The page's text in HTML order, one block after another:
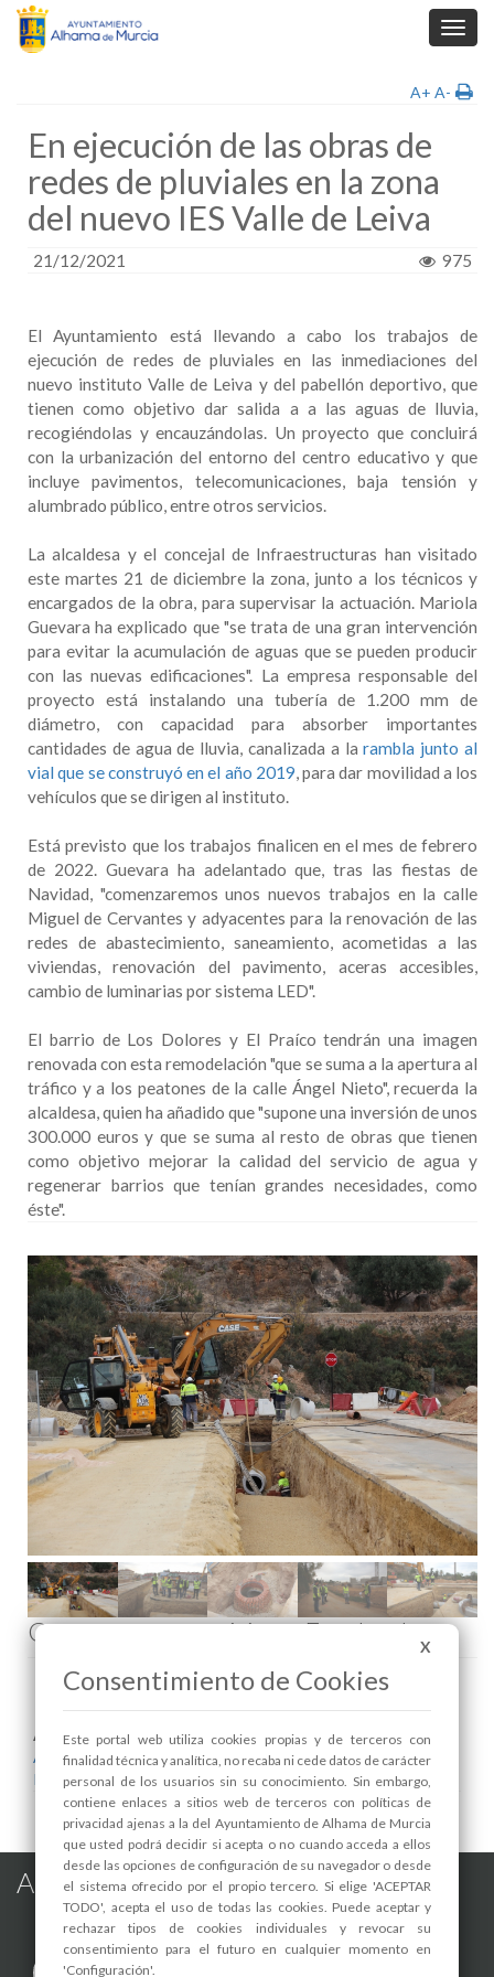
A+ A-
En ejecución de las obras de
redes de pluviales en la zona
del nuevo IES Valle de Leiva
21/12/2021 975
El Ayuntamiento está llevando a cabo los trabajos de
ejecución de redes de pluviales en las inmediaciones del
nuevo instituto Valle de Leiva y del pabellón deportivo, que
tienen como objetivo dar salida a a las aguas de lluvia,
recogiéndolas y encauzándolas. Un proyecto que concluirá
con la urbanización del entorno del centro educativo y que
incluye pavimentos, telecomunicaciones, baja tensión y
alumbrado público, entre otros servicios.
La alcaldesa y el concejal de Infraestructuras han visitado
este martes 21 de diciembre la zona, junto a los técnicos y
encargados de la obra, para supervisar la actuación. Mariola
Guevara ha explicado que "se trata de una gran intervención
para evitar la acumulación de aguas que se pueden producir
con las nuevas edificaciones". La empresa responsable del
proyecto está instalando una tubería de 1.200 mm de
diámetro, con capacidad para absorber importantes
cantidades de agua de lluvia, canalizada a larambla junto al
vial que se construyó en el año 2019, para dar movilidad a los
vehículos que se dirigen al instituto.
Está previsto que los trabajos finalicen en el mes de febrero
de 2022. Guevara ha adelantado que, tras las fiestas de
Navidad, "comenzaremos unos nuevos trabajos en la calle
Miguel de Cervantes y adyacentes para la renovación de las
redes de abastecimiento, saneamiento, acometidas a las
viviendas, renovación del pavimento, aceras accesibles,
cambio de luminarias por sistema LED".
El barrio de Los Dolores y El Praíco tendrán una imagen
renovada con esta remodelación "que se suma a la apertura al
tráfico y a los peatones de la calle Ángel Nieto", recuerda la
alcaldesa, quien ha añadido que "supone una inversión de unos
300.000 euros y que se suma al resto de obras que tienen
como objetivo mejorar la calidad del servicio de agua y
regenerar barrios que tenían grandes necesidades, como
éste".
Comenta esta noticia en Facebook
Areas relacionadas:
Alcaldía
Infraestructuras y Servicios Públicos
Alhama de Murcia en las Redes
X
Consentimiento de Cookies
Este portal web utiliza cookies propias y de terceros con
finalidad técnica y analítica, no recaba ni cede datos de carácter
personal de los usuarios sin su conocimiento. Sin embargo,
contiene enlaces a sitios web de terceros con políticas de
privacidad ajenas a la del Ayuntamiento de Alhama de Murcia
que usted podrá decidir si acepta o no cuando acceda a ellos
desde las opciones de configuración de su navegador o desde
el sistema ofrecido por el propio tercero. Si elige 'ACEPTAR
TODO', acepta el uso de todas las cookies. Puede aceptar y
rechazar tipos de cookies individuales y revocar su
consentimiento para el futuro en cualquier momento en
'Configuración'.